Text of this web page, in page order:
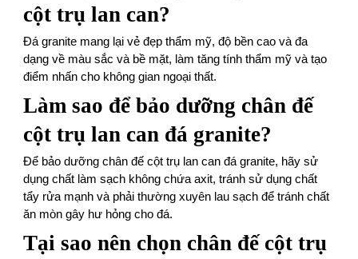
cột trụ lan can?
Đá granite mang lại vẻ đẹp thẩm mỹ, độ bền cao và đa
dạng về màu sắc và bề mặt, làm tăng tính thẩm mỹ và tạo
điểm nhấn cho không gian ngoại thất.
Làm sao để bảo dưỡng chân đế
cột trụ lan can đá granite?
Để bảo dưỡng chân đế cột trụ lan can đá granite, hãy sử
dụng chất làm sạch không chứa axit, tránh sử dụng chất
tẩy rửa mạnh và phải thường xuyên lau sạch để tránh chất
ăn mòn gây hư hỏng cho đá.
Tại sao nên chọn chân đế cột trụ